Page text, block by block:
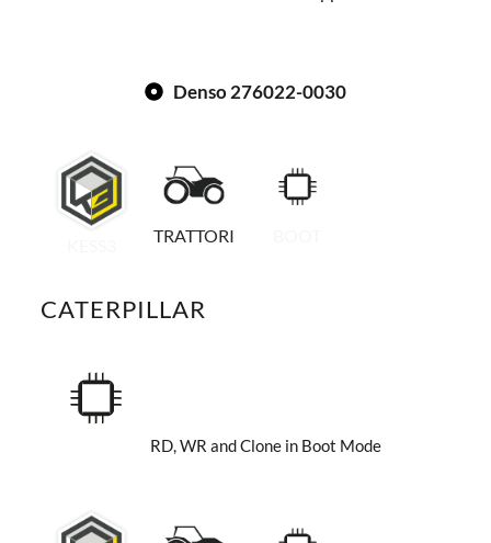
Denso 276022-0030
TRATTORI
CATERPILLAR
RD, WR and Clone in Boot Mode